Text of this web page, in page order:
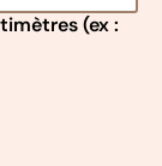
(ex :